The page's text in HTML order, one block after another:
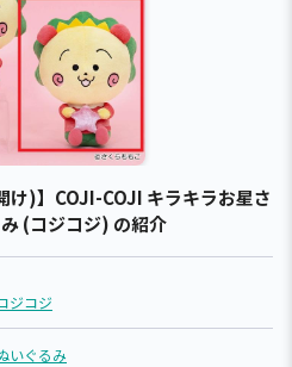
け)】COJI-COJI キラキラお星さ
(コジコジ) の紹介
ジコジ
いぐるみ